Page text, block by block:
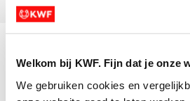
Welkom bij KWF. Fijn dat je onze
We gebruiken cookies en
Actiematerialen
Evenementen